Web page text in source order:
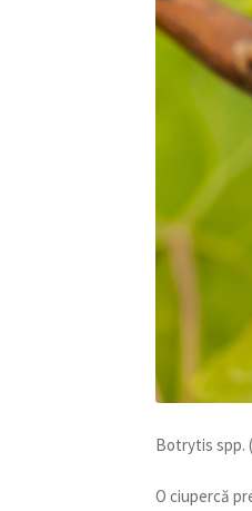
Botrytis spp.
O ciupercă